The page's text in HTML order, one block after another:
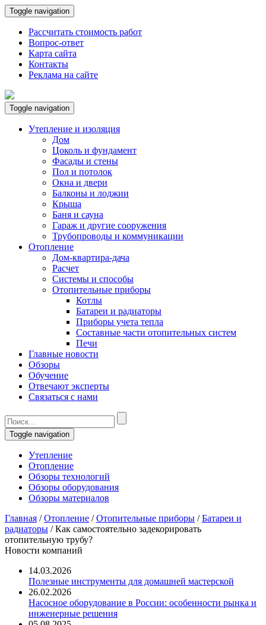
Toggle navigation
Рассчитать стоимость работ
Вопрос-ответ
Карта сайта
Контакты
Реклама на сайте
Toggle navigation
Утепление и изоляция
Дом
Цоколь и фундамент
Фасады и стены
Пол и потолок
Окна и двери
Балконы и лоджии
Крыша
Баня и сауна
Гараж и другие сооружения
Трубопроводы и коммуникации
Отопление
Дом-квартира-дача
Расчет
Системы и способы
Отопительные приборы
Котлы
Батареи и радиаторы
Приборы учета тепла
Составные части отопительных систем
Печи
Главные новости
Обзоры
Обучение
Отвечают эксперты
Связаться с нами
Toggle navigation
Утепление
Отопление
Обзоры технологий
Обзоры оборудования
Обзоры материалов
Главная /Отопление /Отопительные приборы /Батареи и
радиаторы /Как самостоятельно задекорировать
отопительную трубу?
Новости компаний
14.03.2026
Полезные инструменты для домашней мастерской
26.02.2026
Насосное оборудование в России: особенности рынка и
инженерные решения